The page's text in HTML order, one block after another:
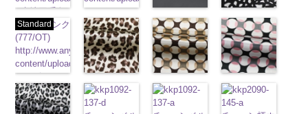
- 生地同系色
無地 ポリエ
ステル100％
CHARALIST、
d.、
DOLCELABY、
FairyRose、
JEANNE、
221 ベージュ
無地 ポリエ
ステル100％
CHARALIST、
d.、
DOLCELABY、
FairyRose、
JEANNE、
(19/OT)
http://www.anys.co.jp/wp-
content/uploads/2013/02/19.jpg
19 ブラック
ステル100％
CHARALIST、
ワイト模様
(KKP3601-
24-C)
http://
24-c.jpg
KKP3601-24-
ピンク
(777/OT)
http://www.anys.co.jp/wp-
content/uploads/2013/08/777.jpg
777 ピンク
無地 ポリエ
ステル100％
Standard
ブラウン
(KKP1092-
柄ベージュ
(KKP1092-
柄ピンク
(KKP1092-